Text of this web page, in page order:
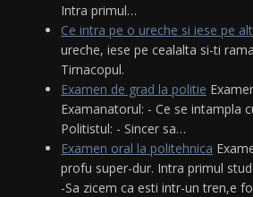
Intra primul…
Ce intra pe o ureche si iese pe
ureche, iese pe cealalta si-ti
Tirnacopul.
Examen de grad la politie
Examanatorul: - Ce se intampla
Politistul: - Sincer sa…
Examen oral la politehnica
profu super-dur. Intra primul
-Sa zicem ca esti intr-un tren,e